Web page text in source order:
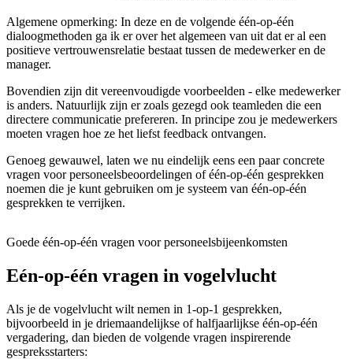
Algemene opmerking: In deze en de volgende één-op-één
dialoogmethoden ga ik er over het algemeen van uit dat er al een
positieve vertrouwensrelatie bestaat tussen de medewerker en de
manager.
Bovendien zijn dit vereenvoudigde voorbeelden - elke medewerker
is anders. Natuurlijk zijn er zoals gezegd ook teamleden die een
directere communicatie prefereren. In principe zou je medewerkers
moeten vragen hoe ze het liefst feedback ontvangen.
Genoeg gewauwel, laten we nu eindelijk eens een paar concrete
vragen voor personeelsbeoordelingen of één-op-één gesprekken
noemen die je kunt gebruiken om je systeem van één-op-één
gesprekken te verrijken.
Goede één-op-één vragen voor personeelsbijeenkomsten
Eén-op-één vragen in vogelvlucht
Als je de vogelvlucht wilt nemen in 1-op-1 gesprekken,
bijvoorbeeld in je driemaandelijkse of halfjaarlijkse één-op-één
vergadering, dan bieden de volgende vragen inspirerende
gespreksstarters: